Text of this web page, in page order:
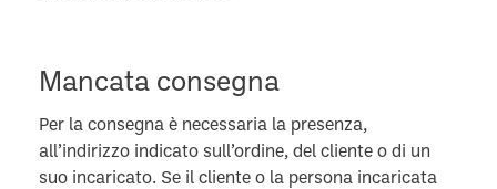
Mancata consegna
Per la consegna è necessaria la presenza,
all’indirizzo indicato sull’ordine, del cliente o di un
suo incaricato. Se il cliente o la persona incaricata